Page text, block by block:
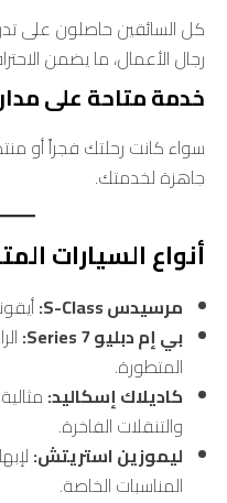
كل السائقين حاصلون على
رجال الأعمال، ما يضمن
خدمة متاحة على
سواء كانت رحلتك فجراً أو
جاهزة لخدمتك.
أنواع السيارات
مرسيدس S-Class:
بي إم دبليو 7 Series:
المتطورة.
كاديلاك إسكاليد:
والتنقلات الفاخرة.
ليموزين استريتش:
المناسبات الخاصة.